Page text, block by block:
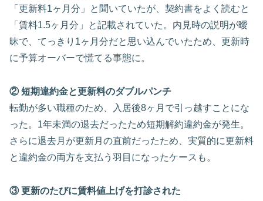
「更新料1ヶ月分」と聞いていたが、契約書をよく読むと
「賃料1.5ヶ月分」と記載されていた。内見時の説明が曖
昧で、てっきり1ヶ月分だと思い込んでいたため、更新時
に予算オーバーで慌てる事態に。
② 短期違約金と更新料のダブルパンチ
転勤が多い職種のため、入居後8ヶ月で引っ越すことにな
った。1年未満の退去だったため短期解約違約金が発生。
さらに退去月が更新月の直前だったため、実質的に更新料
と違約金の両方を支払う羽目になったケースも。
③ 更新のたびに賃料値上げを打診された